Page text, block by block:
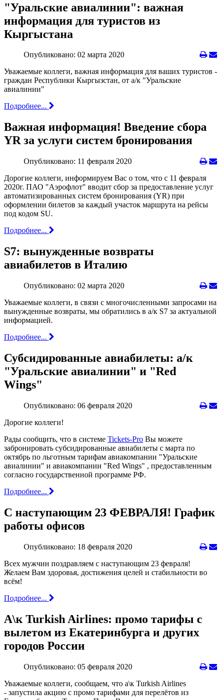
"Уральские авиалинии": важная
информация для туристов из
Кыргыстана
Опубликовано: 02 марта 2020
Уважаемые коллеги, важная информация для ваших туристов -
граждан Республики Кыргызстан, от а/к "Уральские
авиалинии"
Подробнее...
Важная информация! Введение сбора
YR за услуги систем бронирования
Опубликовано: 11 февраля 2020
Дорогие коллеги, информируем Вас о том, что с 11 февраля
2020г. ПАО "Аэрофлот" вводит сбор за предоставление услуг
автоматизированных систем бронирования (YR) при
оформлении билетов за каждый участок маршрута на рейсы
под кодом SU.
Подробнее...
S7: вынужденные возвраты
авиабилетов в Италию
Опубликовано: 02 марта 2020
Уважаемые коллеги, в связи с многочисленными запросами на
вынужденные возвраты, мы обратились в а/к S7 за актуальной
информацией.
Подробнее...
Субсидированные авиабилеты: а/к
"Уральские авиалинии" и "Red
Wings"
Опубликовано: 06 февраля 2020
Дорогие коллеги!
Рады сообщить, что в системе Tickets-Pro Вы можете
забронировать субсидированные авиабилеты с марта по
октябрь по льготным тарифам авиакомпании "Уральские
авиалинии" и авиакомпании "Red Wings" , предоставленным
согласно государственной программе РФ.
Подробнее...
С наступающим 23 ФЕВРАЛЯ! График
работы офисов
Опубликовано: 18 февраля 2020
Всех мужчин поздравляем с наступающим 23 февраля!
Желаем Вам здоровья, достижения целей и стабильности во
всём!
Подробнее...
А\к Turkish Airlines: промо тарифы с
вылетом из Екатеринбурга и других
городов России
Опубликовано: 05 февраля 2020
Уважаемые коллеги, сообщаем, что а\к Turkish Airlines
- запустила акцию с промо тарифами для перелётов из